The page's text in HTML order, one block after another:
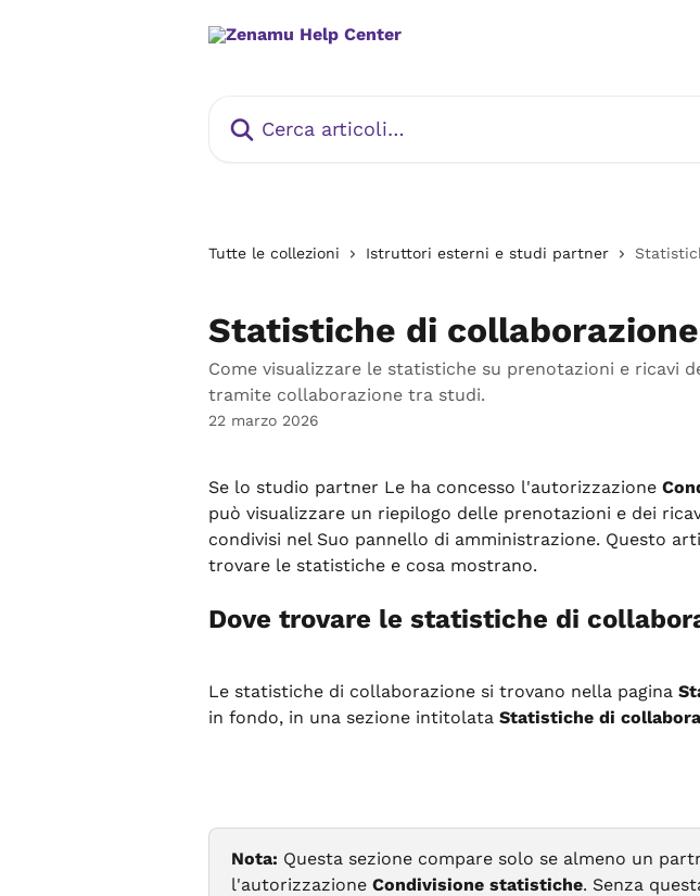
Tutte le collezioni Istruttori esterni e studi partner
Statistiche di collaborazione
Come visualizzare le statistiche su prenotazioni e ricavi
tramite collaborazione tra studi.
22 marzo 2026
Se lo studio partner Le ha concesso l'autorizzazione
può visualizzare un riepilogo delle prenotazioni e dei
condivisi nel Suo pannello di amministrazione. Questo
trovare le statistiche e cosa mostrano.
Dove trovare le statistiche di
Le statistiche di collaborazione si trovano nella pagina
in fondo, in una sezione intitolata Statistiche di
Nota: Questa sezione compare solo se almeno un
l'autorizzazione Condivisione statistiche. Senza